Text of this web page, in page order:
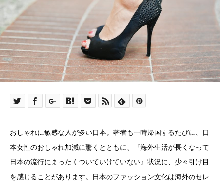
おしゃれに敏感な人が多い日本。著者も一時帰国するたびに、日
本女性のおしゃれ加減に驚くとともに、『海外生活が長くなって
日本の流行にまったくついていけていない』状況に、少々引け目
を感じることがあります。日本のファッション文化は海外のセレ